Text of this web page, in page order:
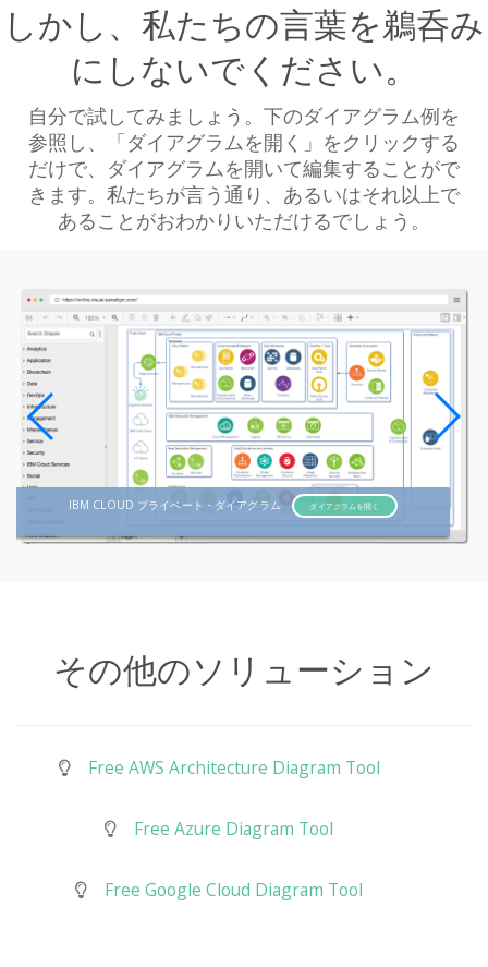
しかし、私たちの言葉を鵜呑み
にしないでください。
自分で試してみましょう。下のダイアグラム例を
参照し、「ダイアグラムを開く」をクリックする
だけで、ダイアグラムを開いて編集することがで
きます。私たちが言う通り、あるいはそれ以上で
あることがおわかりいただけるでしょう。
IBM CLOUD プライベート・ダイアグラム ダイアグラムを開く
その他のソリューション
Free AWS Architecture Diagram Tool
Free Azure Diagram Tool
Free Google Cloud Diagram Tool